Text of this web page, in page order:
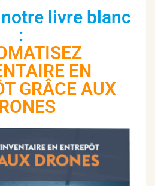
livre blanc
:
EN
GRÂCE AUX